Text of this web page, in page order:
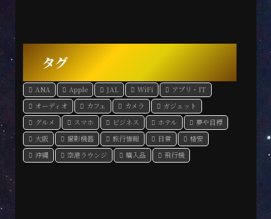
タグ
ANA Apple JAL WiFi
アプリ・IT
オーディオ
カフェ カメラ
ガジェット
グルメ
スマホ ビジネス ホテル
夢や目標
大阪
撮影機器 旅行情報 日常
格安
沖縄
空港ラウンジ 購入品 飛行機